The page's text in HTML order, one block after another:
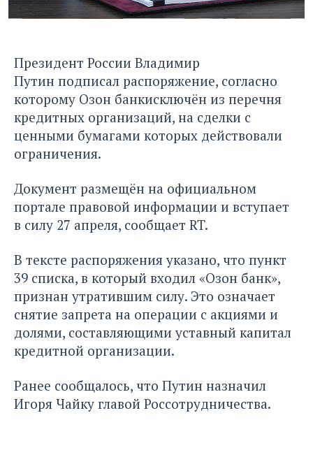
Президент России Владимир
Путин подписал распоряжение, согласно
которому Озон банкисключён из перечня
кредитных организаций, на сделки с
ценными бумагами которых действовали
ограничения.
Документ размещён на официальном
портале правовой информации и вступает
в силу 27 апреля, сообщает RT.
В тексте распоряжения указано, что пункт
39 списка, в который входил «Озон банк»,
признан утратившим силу. Это означает
снятие запрета на операции с акциями и
долями, составляющими уставный капитал
кредитной организации.
Ранее сообщалось, что Путин назначил
Игоря Чайку главой Россотрудничества.